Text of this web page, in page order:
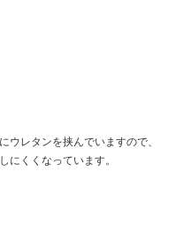
ウレタンを挟んでいますので、
にくくなっています。